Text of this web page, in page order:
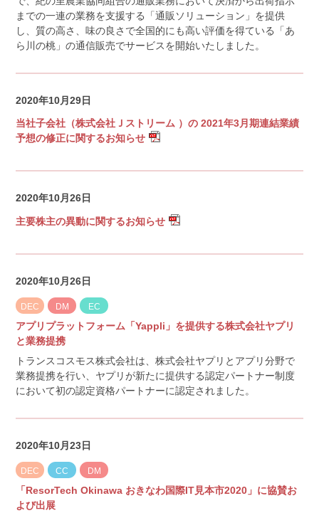
までの一連の業務を支援する「通販ソリューション」を提供
し、質の高さ、味の良さで全国的にも高い評価を得ている「あ
ら川の桃」の通信販売でサービスを開始いたしました。
2020年10月29日
当社子会社（株式会社Ｊストリーム ）の 2021年3月期連結業績
予想の修正に関するお知らせ
2020年10月26日
主要株主の異動に関するお知らせ
2020年10月26日
DEC DM EC
アプリプラットフォーム「Yappli」を提供する株式会社ヤプリ
と業務提携
トランスコスモス株式会社は、株式会社ヤプリとアプリ分野で
業務提携を行い、ヤプリが新たに提供する認定パートナー制度
において初の認定資格パートナーに認定されました。
2020年10月23日
DEC CC DM
「ResorTech Okinawa おきなわ国際IT見本市2020」に協賛お
よび出展